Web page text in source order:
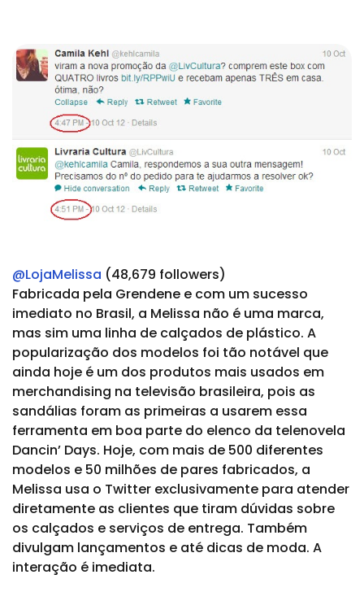
@LojaMelissa (48,679 followers)
Fabricada pela Grendene e com um sucesso
imediato no Brasil, a Melissa não é uma marca,
mas sim uma linha de calçados de plástico. A
popularização dos modelos foi tão notável que
ainda hoje é um dos produtos mais usados em
merchandising na televisão brasileira, pois as
sandálias foram as primeiras a usarem essa
ferramenta em boa parte do elenco da telenovela
Dancin’ Days. Hoje, com mais de 500 diferentes
modelos e 50 milhões de pares fabricados, a
Melissa usa o Twitter exclusivamente para atender
diretamente as clientes que tiram dúvidas sobre
os calçados e serviços de entrega. Também
divulgam lançamentos e até dicas de moda. A
interação é imediata.